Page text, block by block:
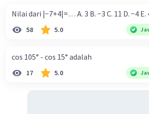
121=2+(n-1)9
121=9n-7
Nilai dari |−7+4|=… A. 3 B. −3 C. 11 D. −4
58 5.0
cos 105° - cos 15° adalah
17 5.0